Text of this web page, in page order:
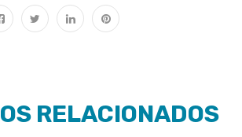
RELACIONADOS